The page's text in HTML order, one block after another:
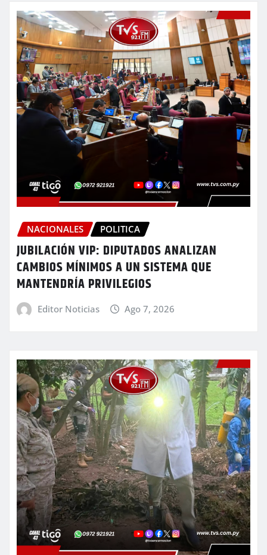
NACIONALES POLITICA
JUBILACIÓN VIP: DIPUTADOS ANALIZAN
CAMBIOS MÍNIMOS A UN SISTEMA QUE
MANTENDRÍA PRIVILEGIOS
Editor Noticias Ago 7, 2026